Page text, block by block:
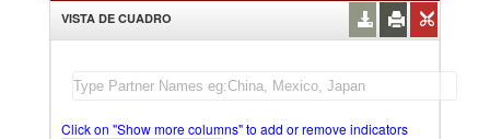
VISTA DE CUADRO
Click on "Show more columns" to add or remove indicators